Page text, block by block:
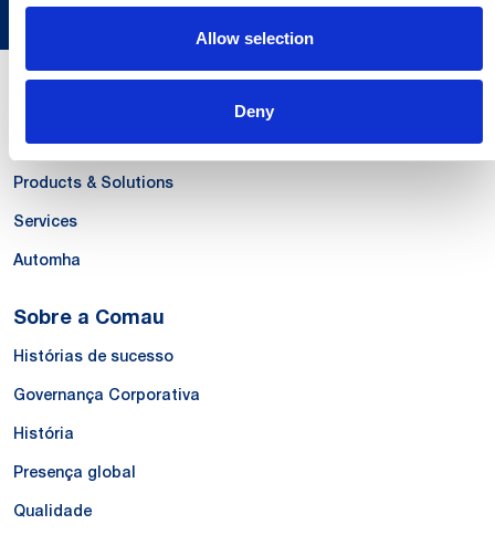
Allow selection
Deny
Systems
Products & Solutions
Services
Automha
Sobre a Comau
Histórias de sucesso
Governança Corporativa
História
Presença global
Qualidade